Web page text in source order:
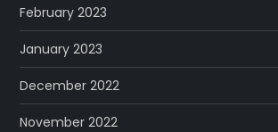
February 2023
January 2023
December 2022
November 2022